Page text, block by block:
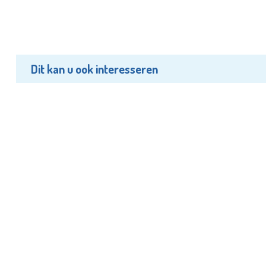
Dit kan u ook interesseren